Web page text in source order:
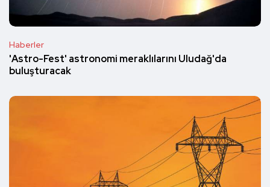
Haberler
'Astro-Fest' astronomi meraklılarını Uludağ'da
buluşturacak